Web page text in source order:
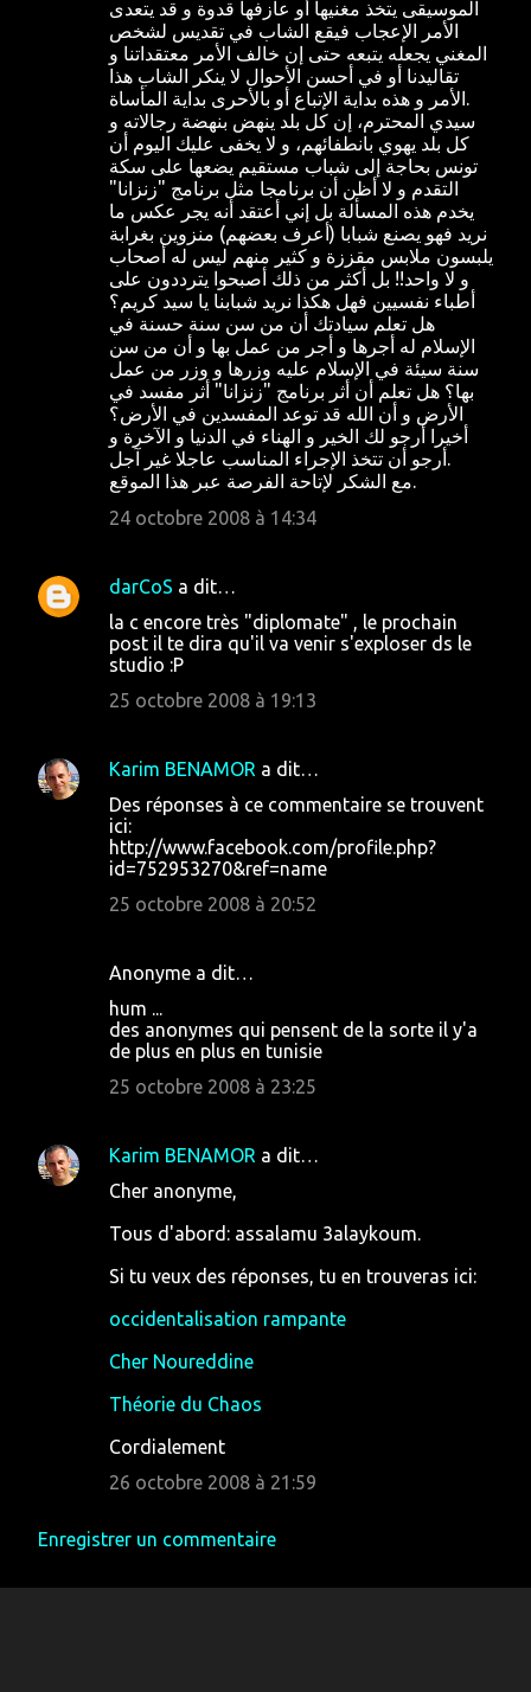
الموسيقى يتخذ مغنيها أو عازفها قدوة و قد يتعدى
الأمر الإعجاب فيقع الشاب في تقديس لشخص
المغني يجعله يتبعه حتى إن خالف الأمر معتقداتنا و
تقاليدنا أو في أحسن الأحوال لا ينكر الشاب هذا
الأمر و هذه بداية الإتباع أو بالأحرى بداية المأساة.
سيدي المحترم، إن كل بلد ينهض بنهضة رجالاته و
كل بلد يهوي بانطفائهم، و لا يخفى عليك اليوم أن
تونس بحاجة إلى شباب مستقيم يضعها على سكة
التقدم و لا أظن أن برنامجا مثل برنامج "زنزانا"
يخدم هذه المسألة بل إني أعتقد أنه يجر عكس ما
نريد فهو يصنع شبابا (أعرف بعضهم) منزوين بغرابة
يلبسون ملابس مقززة و كثير منهم ليس له أصحاب
و لا واحد!! بل أكثر من ذلك أصبحوا يترددون على
أطباء نفسيين فهل هكذا نريد شبابنا يا سيد كريم؟
هل تعلم سيادتك أن من سن سنة حسنة في
الإسلام له أجرها و أجر من عمل بها و أن من سن
سنة سيئة في الإسلام عليه وزرها و وزر من عمل
بها؟ هل تعلم أن أثر برنامج "زنزانا" أثر مفسد في
الأرض و أن الله قد توعد المفسدين في الأرض؟
أخيرا أرجو لك الخير و الهناء في الدنيا و الآخرة و
أرجو أن تتخذ الإجراء المناسب عاجلا غير آجل.
مع الشكر لإتاحة الفرصة عبر هذا الموقع.
24 octobre 2008 à 14:34
darCoS a dit…
la c encore très "diplomate" , le prochain
post il te dira qu'il va venir s'exploser ds le
studio :P
25 octobre 2008 à 19:13
Karim BENAMOR a dit…
Des réponses à ce commentaire se trouvent
ici:
http://www.facebook.com/profile.php?
id=752953270&ref=name
25 octobre 2008 à 20:52
Anonyme a dit…
hum ...
des anonymes qui pensent de la sorte il y'a
de plus en plus en tunisie
25 octobre 2008 à 23:25
Karim BENAMOR a dit…
Cher anonyme,
Tous d'abord: assalamu 3alaykoum.
Si tu veux des réponses, tu en trouveras ici:
occidentalisation rampante
Cher Noureddine
Théorie du Chaos
Cordialement
26 octobre 2008 à 21:59
Enregistrer un commentaire